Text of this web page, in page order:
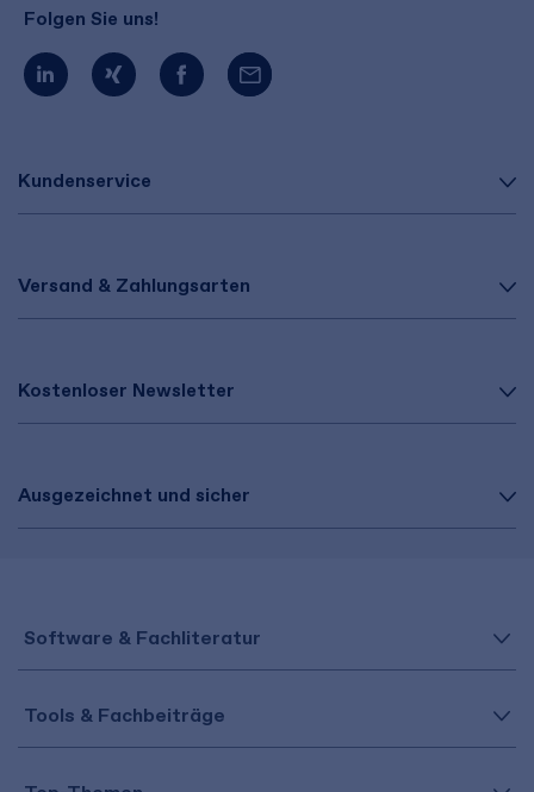
Kundenservice
Versand & Zahlungsarten
Kostenloser Newsletter
Ausgezeichnet und sicher
Folgen Sie uns!
Software & Fachliteratur
Tools & Fachbeiträge